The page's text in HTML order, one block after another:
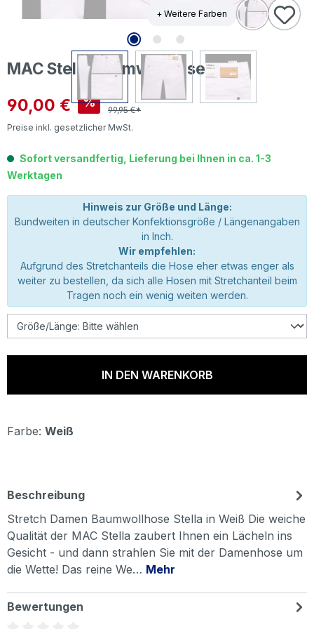
+ Weitere Farben
MAC Stella Baumwollhose white
Verkaufspreis:
90,00 € %
99,95 €*
Preise inkl. gesetzlicher MwSt.
Sofort versandfertig, Lieferung bei Ihnen in ca. 1-3
Werktagen
Hinweis zur Größe und Länge:
Bundweiten in deutscher Konfektionsgröße / Längenangaben
in Inch.
Wir empfehlen:
Aufgrund des Stretchanteils die Hose eher etwas enger als
weiter zu bestellen, da sich alle Hosen mit Stretchanteil beim
Tragen noch ein wenig weiten werden.
IN DEN WARENKORB
Farbe: Weiß
Beschreibung
Stretch Damen Baumwollhose Stella in Weiß Die weiche
Qualität der MAC Stella zaubert Ihnen ein Lächeln ins
Gesicht - und dann strahlen Sie mit der Damenhose um
die Wette! Das reine We… Mehr
Bewertungen